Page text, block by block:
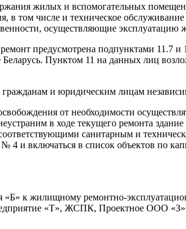
жилых и вспомогательных
том числе и техническое
осуществляющие эксплуатацию
предусмотрена подпунктами
Пунктом 11 на данных лиц
и юридическим лицам
от необходимости
в ходе текущего ремонта
санитарным и
включаться в список объектов по
«Б» к жилищному ремонтно-
«Т», ЖСПК, Проектное ООО